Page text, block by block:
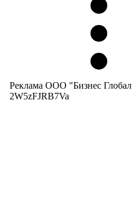
Реклама ООО "Бизнес
2W5zFJRB7Va